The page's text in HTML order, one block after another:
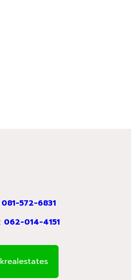
081-572-6831
: 062-014-4151